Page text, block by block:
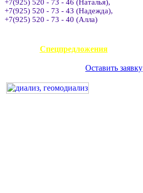
+7(925) 520 - 73 - 46 (Наталья),
+7(925) 520 - 73 - 43 (Надежда),
+7(925) 520 - 73 - 40 (Алла)
Спецпредложения
Оставить заявку